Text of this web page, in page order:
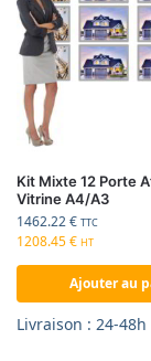
Kit Mixte 12 Porte
Vitrine A4/A3
1462.22€ TTC
1208.45€ HT
Ajouter au
Livraison : 24-48h